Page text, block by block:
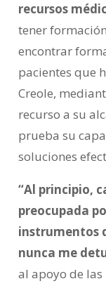
recursos
tener
encontrar
pacientes que
Creole,
recurso a su
prueba su
soluciones
“Al principio,
preocupada
instrumentos
nunca me
al apoyo de las